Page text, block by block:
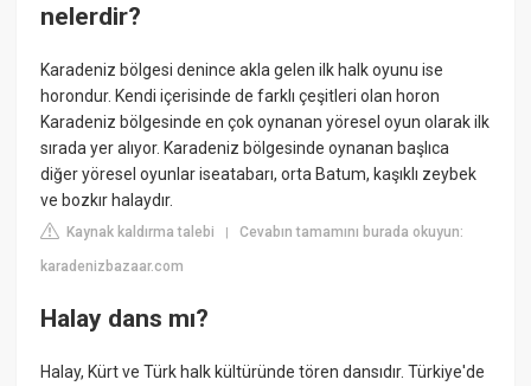
nelerdir?
Karadeniz bölgesi denince akla gelen ilk halk oyunu ise
horondur. Kendi içerisinde de farklı çeşitleri olan horon
Karadeniz bölgesinde en çok oynanan yöresel oyun olarak ilk
sırada yer alıyor. Karadeniz bölgesinde oynanan başlıca
diğer yöresel oyunlar iseatabarı, orta Batum, kaşıklı zeybek
ve bozkır halaydır.
Kaynak kaldırma talebi |Cevabın tamamını burada okuyun:
karadenizbazaar.com
Halay dans mı?
Halay, Kürt ve Türk halk kültüründe tören dansıdır. Türkiye'de